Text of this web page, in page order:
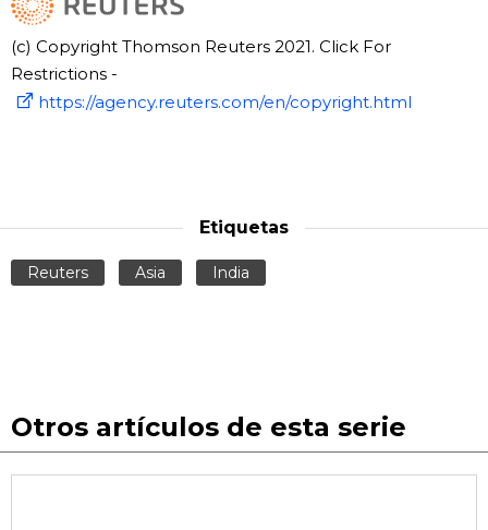
(c) Copyright Thomson Reuters 2021. Click For
Restrictions -
https://agency.reuters.com/en/copyright.html
Etiquetas
Reuters Asia India
Otros artículos de esta serie